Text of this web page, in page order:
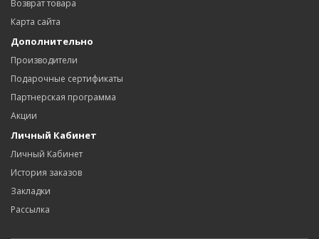
Возврат товара
Карта сайта
Дополнительно
Производители
Подарочные сертификаты
Партнерская программа
Акции
Личный Кабинет
Личный Кабинет
История заказов
Закладки
Рассылка